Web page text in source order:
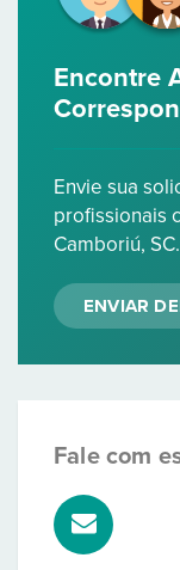
Encontre
Envie sua
profissionais
Camboriú, SC.
ENVIAR
Fale com